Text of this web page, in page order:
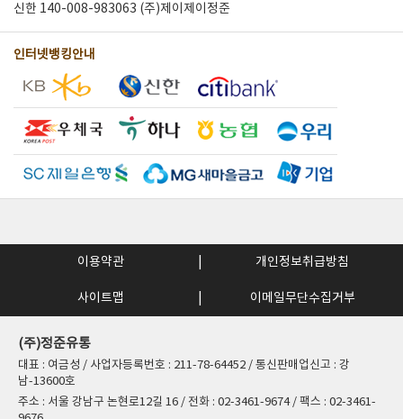
신한 140-008-983063 (주)제이제이정준
인터넷뱅킹안내
이용약관 개인정보취급방침
사이트맵 이메일무단수집거부
(주)정준유통
대표 : 여금성 / 사업자등록번호 : 211-78-64452 / 통신판매업신고 : 강
남-13600호
주소 : 서울 강남구 논현로12길 16 / 전화 : 02-3461-9674 / 팩스 : 02-3461-